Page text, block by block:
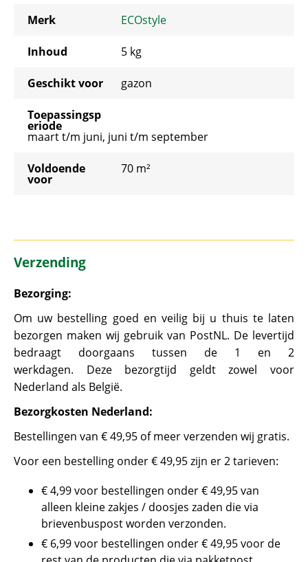
Merk ECOstyle
Inhoud 5 kg
Geschikt voor gazon
Toepassingsp
eriode
maart t/m juni, juni t/m september
Voldoende
voor
70 m²
Verzending
Bezorging:
Om uw bestelling goed en veilig bij u thuis te laten
bezorgen maken wij gebruik van PostNL. De levertijd
bedraagt doorgaans tussen de 1 en 2
werkdagen. Deze bezorgtijd geldt zowel voor
Nederland als België.
Bezorgkosten Nederland:
Bestellingen van € 49,95 of meer verzenden wij gratis.
Voor een bestelling onder € 49,95 zijn er 2 tarieven:
€ 4,99 voor bestellingen onder € 49,95 van
alleen kleine zakjes / doosjes zaden die via
brievenbuspost worden verzonden.
€ 6,99 voor bestellingen onder € 49,95 voor de